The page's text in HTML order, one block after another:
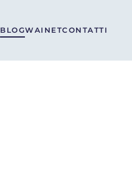
BLOGWAINETCONTATTI